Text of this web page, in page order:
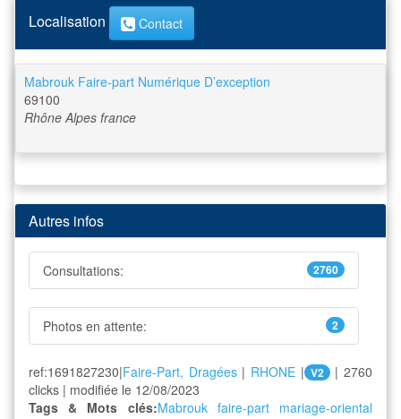
Localisation Contact
Mabrouk Faire-part Numérique D’exception
69100
Rhône Alpes france
Autres infos
Consultations: 2760
Photos en attente: 2
ref:1691827230|Faire-Part, Dragées| RHONE | V2 | 2760
clicks | modifiée le 12/08/2023
Tags & Mots clés:Mabrouk faire-part
mariage-oriental